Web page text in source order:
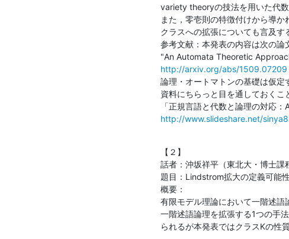
variety theoryの技法を用いた代
また，零壱則の特徴付けから導
クラスへの拡張についても言及す
参考文献：本発表の内容は次の論
http://arxiv.org/abs/1509.07209
論理・オートマトンの基礎は仮
資料にちらっと目を通しておくこ
http://www.slideshare.net/
【２】
話者：沖坂祥平（東北大・博士課
題目：Lindstrom拡大の定義可能
概要：
有限モデル理論において一階述語
一階述語論理を拡張する1つの手
られるが本発表ではクラスKの性